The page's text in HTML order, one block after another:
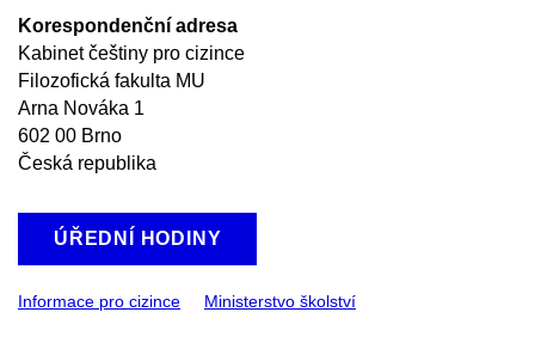
Korespondenční adresa
Kabinet češtiny pro cizince
Filozofická fakulta MU
Arna Nováka 1
602 00 Brno
Česká republika
ÚŘEDNÍ HODINY
Informace pro cizince Ministerstvo školství